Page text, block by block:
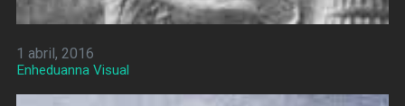
1 abril, 2016
Enheduanna Visual